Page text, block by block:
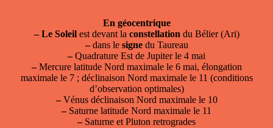
En géocentrique
– Le Soleilest devant la constellation du Bélier (Ari)
–dans le signedu Taureau
–Quadrature Est de Jupiter le 4 mai
–Mercure latitude Nord maximale le 6 mai, élongation
maximale le 7 ; déclinaison Nord maximale le 11 (conditions
d’observation optimales)
–Vénus déclinaison Nord maximale le 10
–Saturne latitude Nord maximale le 11
–Saturne et Pluton retrogrades